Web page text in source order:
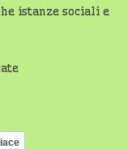
istanze sociali e